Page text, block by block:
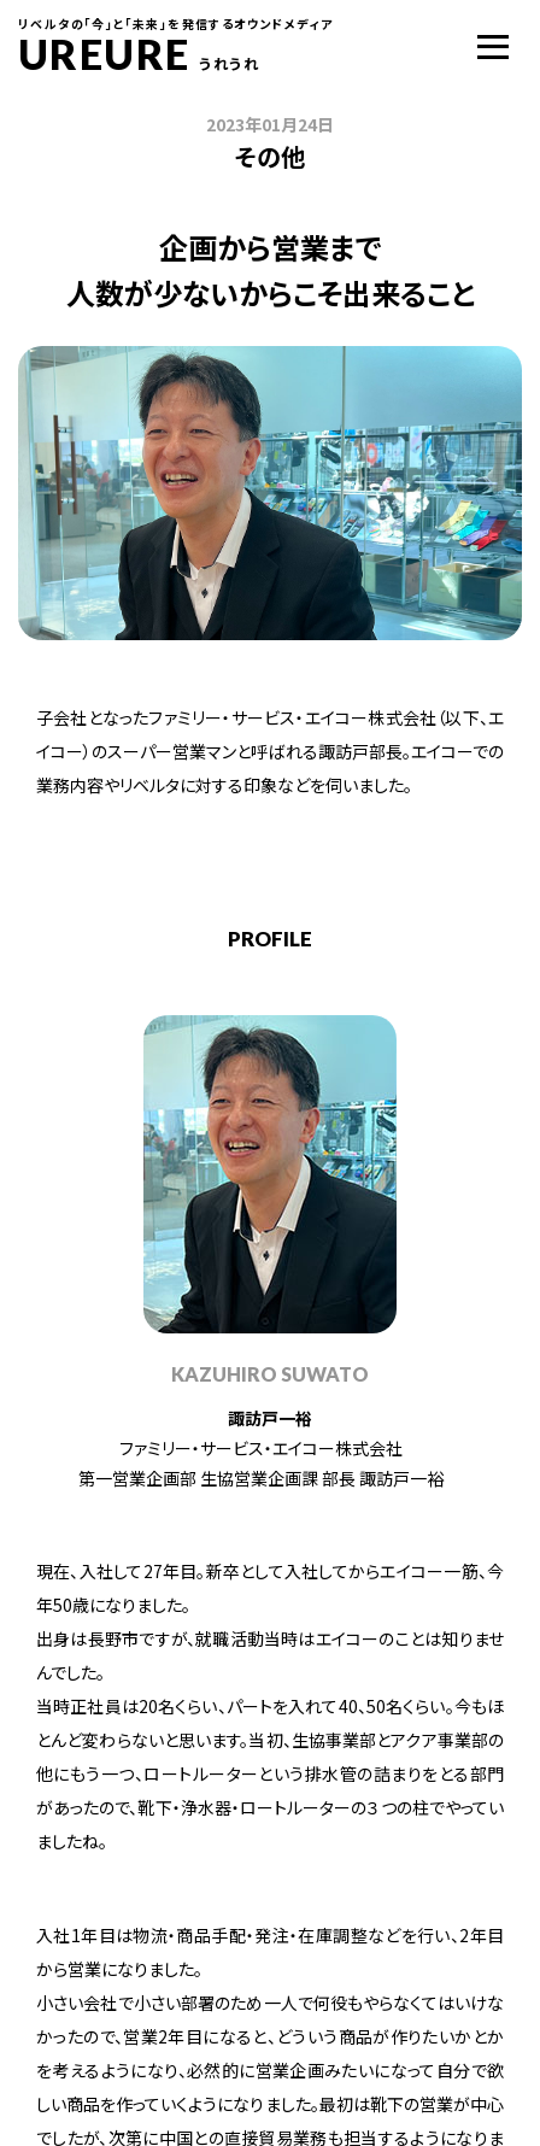
リベルタの「今」と「未来」を発信するオウンドメディア
UREURE うれうれ
2023年01月24日
その他
企画から営業まで
人数が少ないからこそ出来ること
子会社となったファミリー・サービス・エイコー株式会社（以下、エ
イコー）のスーパー営業マンと呼ばれる諏訪戸部長。エイコーでの
業務内容やリベルタに対する印象などを伺いました。
PROFILE
KAZUHIRO SUWATO
諏訪戸一裕
ファミリー・サービス・エイコー株式会社
第一営業企画部 生協営業企画課 部長 諏訪戸一裕
現在、入社して27年目。新卒として入社してからエイコー一筋、今
年50歳になりました。
出身は長野市ですが、就職活動当時はエイコーのことは知りませ
んでした。
当時正社員は20名くらい、パートを入れて40、50名くらい。今もほ
とんど変わらないと思います。当初、生協事業部とアクア事業部の
他にもう一つ、ロートルーターという排水管の詰まりをとる部門
があったので、靴下・浄水器・ロートルーターの３つの柱でやってい
ましたね。
入社1年目は物流・商品手配・発注・在庫調整などを行い、2年目
から営業になりました。
小さい会社で小さい部署のため一人で何役もやらなくてはいけな
かったので、営業2年目になると、どういう商品が作りたいかとか
を考えるようになり、必然的に営業企画みたいになって自分で欲
しい商品を作っていくようになりました。最初は靴下の営業が中心
でしたが、次第に中国との直接貿易業務も担当するようになりま